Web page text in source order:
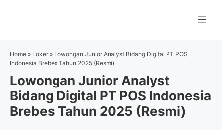
Home » Loker » Lowongan Junior Analyst Bidang Digital PT POS
Indonesia Brebes Tahun 2025 (Resmi)
Lowongan Junior Analyst
Bidang Digital PT POS Indonesia
Brebes Tahun 2025 (Resmi)